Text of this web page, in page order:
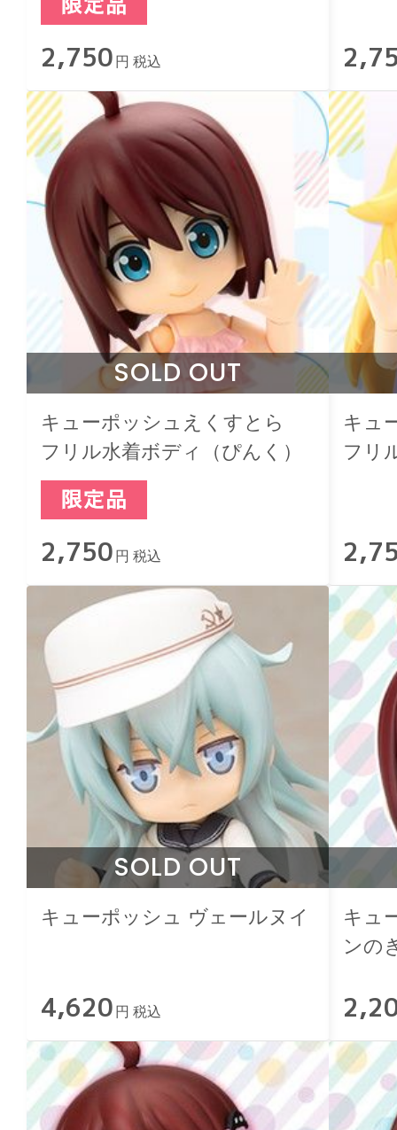
2,750 円 税込
SOLD OUT
キューポッシュえくすとら
フリル水着ボディ（ぴんく）
2,750 円 税込
キュ
フリ
SOLD OUT
キューポッシュ ヴェールヌイ
4,620 円 税込
キュ
ンの